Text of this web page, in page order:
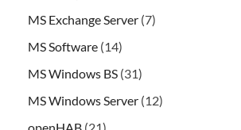
MS Exchange Server (7)
MS Software (14)
MS Windows BS (31)
MS Windows Server (12)